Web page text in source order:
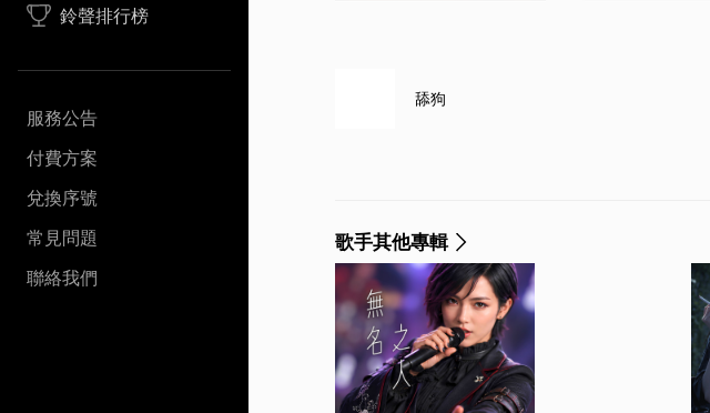
鈴聲排行榜
服務公告
付費方案
兌換序號
常見問題
聯絡我們
舔狗
歌手其他專輯